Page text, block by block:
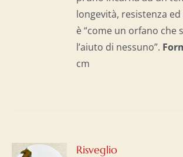
longevità, resistenza
è “come un orfano che
l’aiuto di nessuno”.
cm
Risveglio